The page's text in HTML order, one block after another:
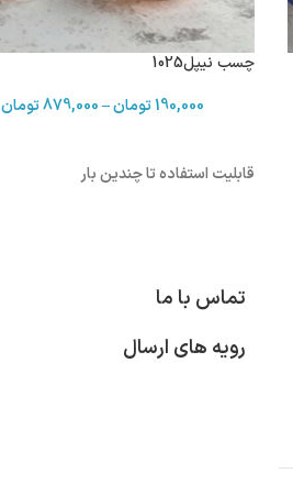
چسب نیپل1025
190,000تومان–
879,000تومان
قابلیت استفاده تا چندین بار
تماس با ما
رویه های ارسال